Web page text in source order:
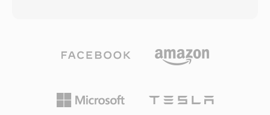
bandbreedte. Één ander pluspunt is de
ingebouwde spraakactiviteitdetectie en
tijdens stiltes vermindert. Hoewel AMR
structuur heeft WAV tot de de facto standaard
Windows en één universeel geaccepteerd
uitwisselingsformaat op vrijwel elk